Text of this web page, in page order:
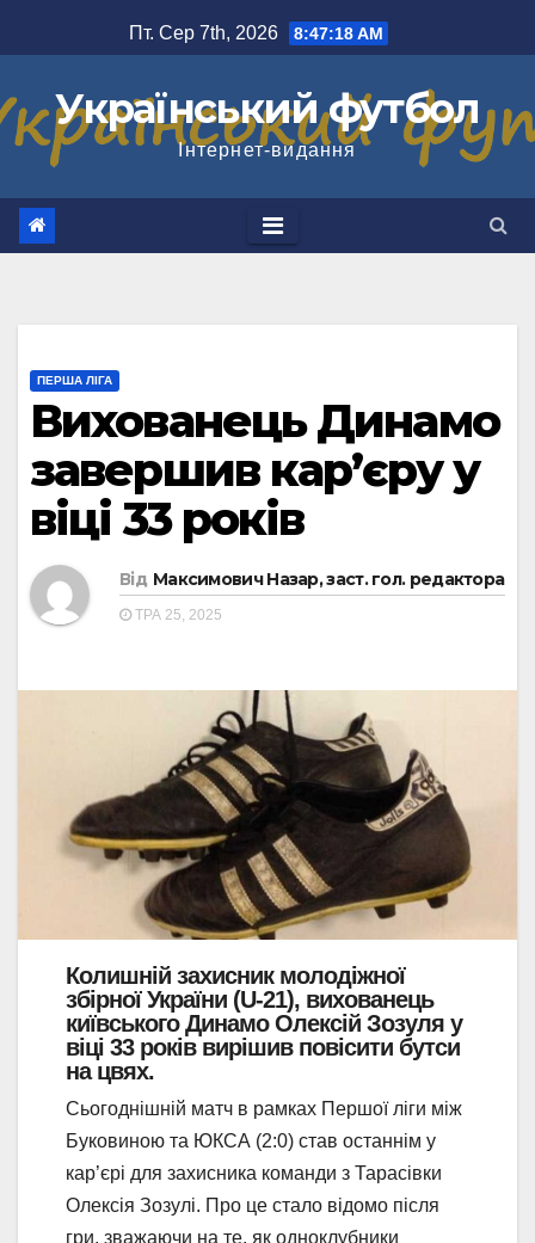
до
Пт. Сер 7th, 2026 8:47:19 AM
Український футбол
Інтернет-видання
ПЕРША ЛІГА
Вихованець Динамо
завершив кар’єру у
віці 33 років
Від Максимович Назар, заст. гол. редактора
ТРА 25, 2025
Колишній захисник молодіжної
збірної України (U-21), вихованець
київського Динамо Олексій Зозуля у
віці 33 років вирішив повісити бутси
на цвях.
Сьогоднішній матч в рамках Першої ліги між
Буковиною та ЮКСА (2:0) став останнім у
кар’єрі для захисника команди з Тарасівки
Олексія Зозулі. Про це стало відомо після
гри, зважаючи на те, як одноклубники